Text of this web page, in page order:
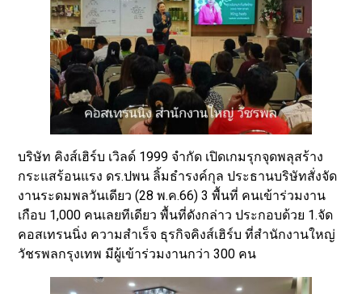
บริษัท คิงส์เฮิร์บ เวิลด์ 1999 จำกัด เปิดเกมรุกจุดพลุสร้าง
กระแสร้อนแรง ดร.ปพน ลิ้มธำรงค์กุล ประธานบริษัทสั่งจัด
งานระดมพลวันเดียว (28 พ.ค.66) 3 พื้นที่ คนเข้าร่วมงาน
เกือบ 1,000 คนเลยทีเดียว พื้นที่ดังกล่าว ประกอบด้วย 1.จัด
คอสเทรนนิ่ง ความสำเร็จ​ ธุรกิจ​คิงส์​เฮิร์บ​ ที่สำนักงานใหญ่
วัชร​พล​กรุงเทพ​ มีผู้เข้าร่วมงานกว่า 300 คน